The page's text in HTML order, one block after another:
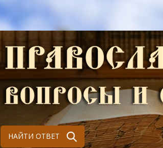
НАЙТИ ОТВЕТ